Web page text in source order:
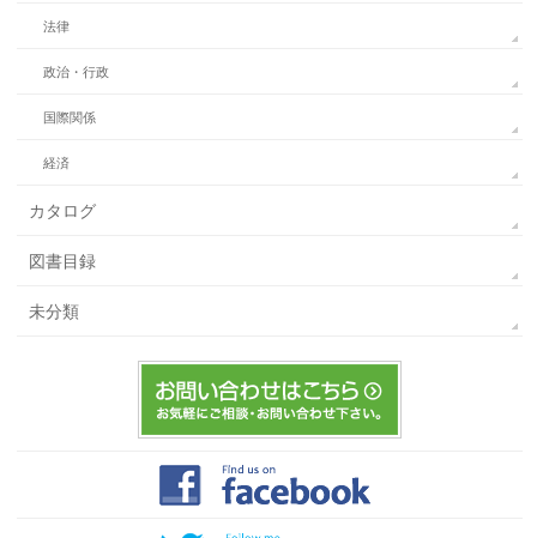
法律
政治・行政
国際関係
経済
カタログ
図書目録
未分類